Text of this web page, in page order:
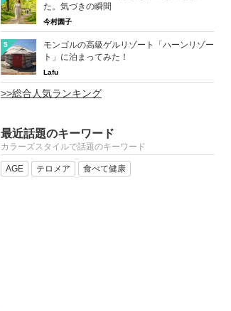
た。気づきの瞬間
今村園子
5
モンゴルの高級ゲルリゾート「ハーンリゾー
ト」に泊まってみた！
Lafu
>>総合人気ランキング
最近話題のキーワード
カラーズスタイルで話題のキーワード
AGE テロメア 食べて健康